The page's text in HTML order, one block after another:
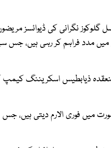
نگرانی کی ڈیوائسز
میں مدد فراہم کر رہی ہیں، جس
ذیابطیس اسکریننگ
میں فوری الارم دیتی ہیں، جس